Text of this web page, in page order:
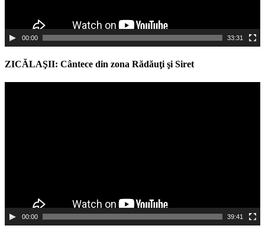
00:00 33:31
ZICĂLAŞII: Cântece din zona Rădăuţi şi Siret
00:00 39:41